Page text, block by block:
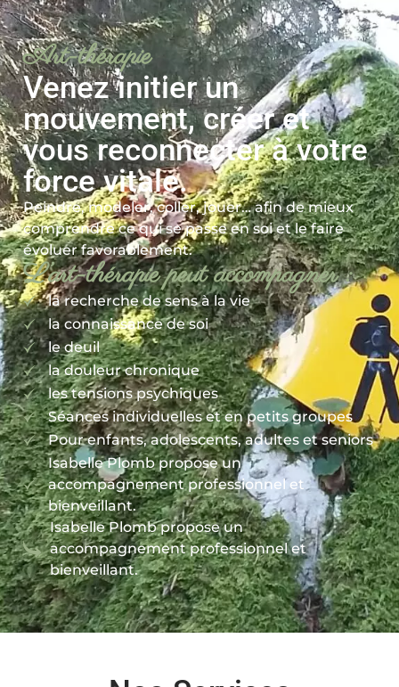
Art-thérapie
Venez initier un
mouvement, créer et
vous reconnecter à votre
force vitale.
Peindre, modeler, coller, jouer… afin de mieux
comprendre ce qui se passe en soi et le faire
évoluer favorablement.
L’art-thérapie peut accompagner :
la recherche de sens à la vie
la connaissance de soi
le deuil
la douleur chronique
les tensions psychiques
Séances individuelles et en petits groupes
Pour enfants, adolescents, adultes et seniors
Isabelle Plomb propose un
accompagnement professionnel et
bienveillant.
Isabelle Plomb propose un
accompagnement professionnel et
bienveillant.